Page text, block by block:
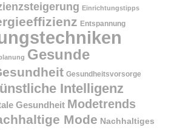
Einrichtungstipps
Entspannung
Gesunde
Gesundheitsvorsorge
Intelligenz
Gesundheit Modetrends
Mode Nachhaltiges